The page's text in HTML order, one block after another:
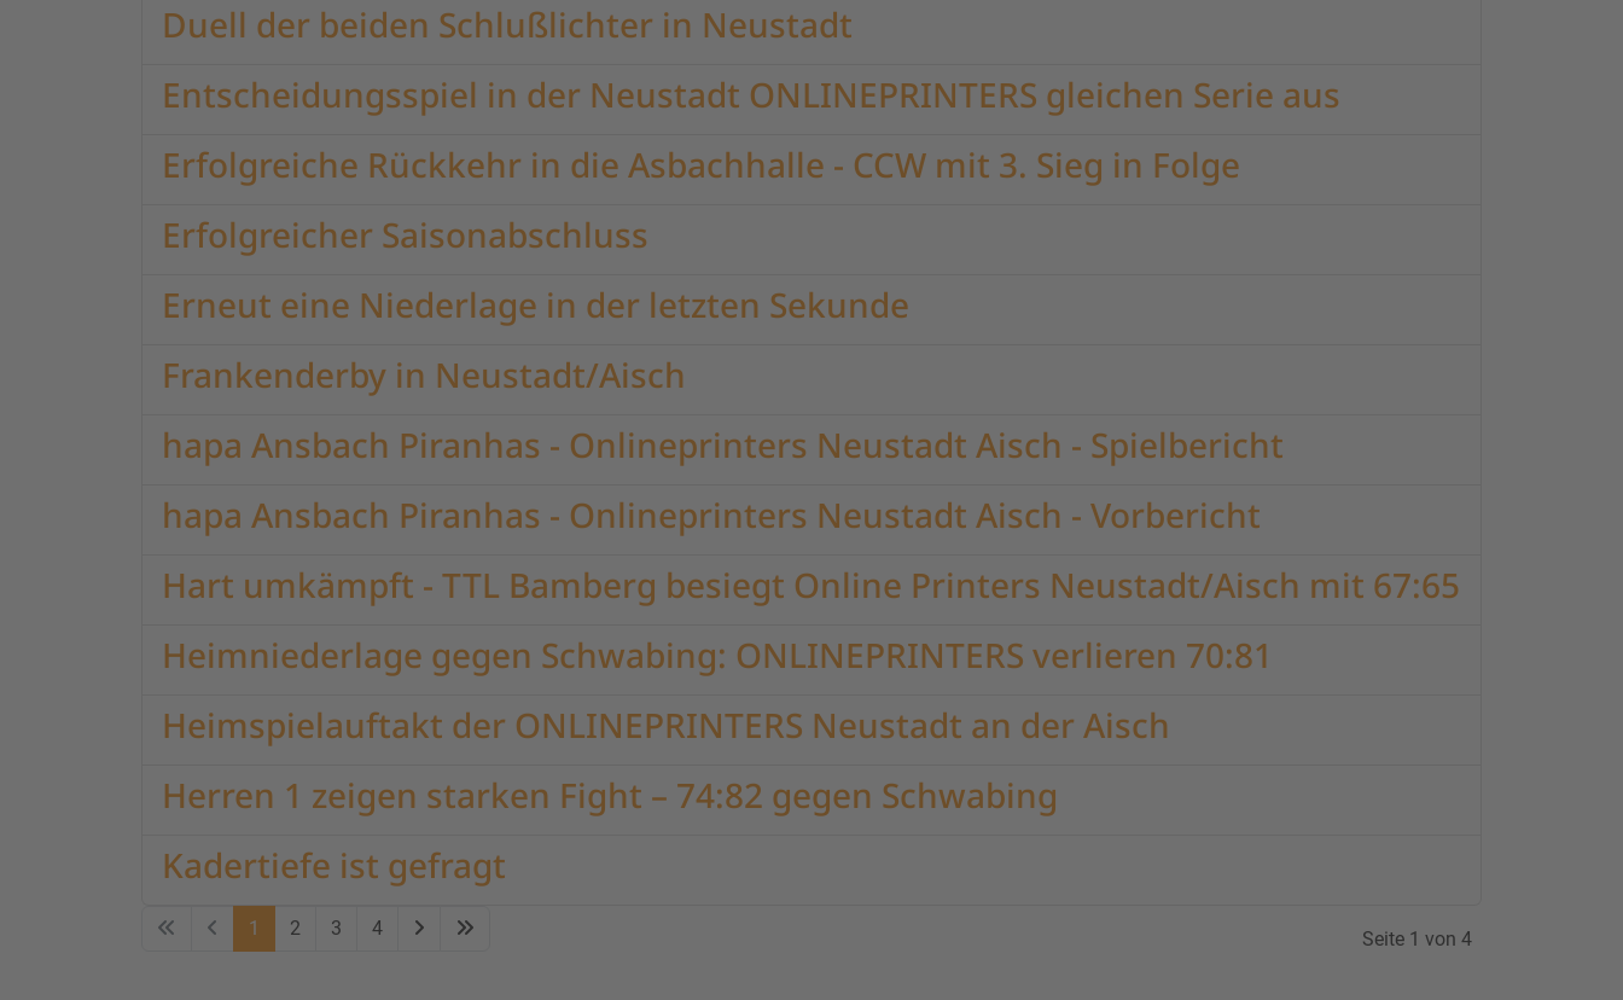
Duell der beiden Schlußlichter in Neustadt
Entscheidungsspiel in der Neustadt ONLINEPRINTERS gleichen Serie aus
Erfolgreiche Rückkehr in die Asbachhalle - CCW mit 3. Sieg in Folge
Erfolgreicher Saisonabschluss
Erneut eine Niederlage in der letzten Sekunde
Frankenderby in Neustadt/Aisch
hapa Ansbach Piranhas - Onlineprinters Neustadt Aisch - Spielbericht
hapa Ansbach Piranhas - Onlineprinters Neustadt Aisch - Vorbericht
Hart umkämpft - TTL Bamberg besiegt Online Printers Neustadt/Aisch mit 67:65
Heimniederlage gegen Schwabing: ONLINEPRINTERS verlieren 70:81
Heimspielauftakt der ONLINEPRINTERS Neustadt an der Aisch
Herren 1 zeigen starken Fight – 74:82 gegen Schwabing
Kadertiefe ist gefragt
Seite 1 von 4
1 2 3 4